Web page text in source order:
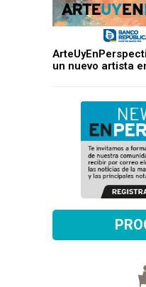
un nuevo artista